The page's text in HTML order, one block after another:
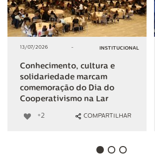
13/07/2026 - INSTITUCIONAL
Conhecimento, cultura e
solidariedade marcam
comemoração do Dia do
Cooperativismo na Lar
+2 COMPARTILHAR